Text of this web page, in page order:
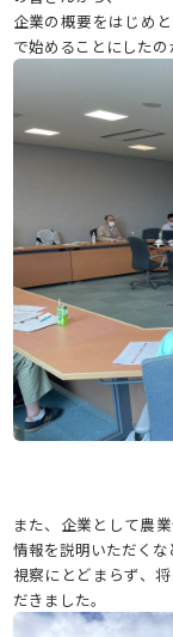
企業の概要をはじめ
で始めることにしたの
また、企業として農
情報を説明いただくな
視察にとどまらず、
だきました。